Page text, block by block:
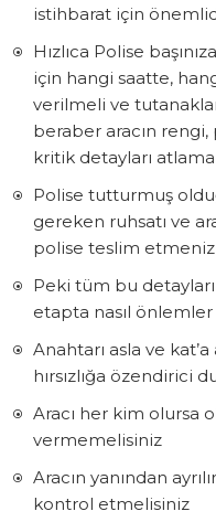
istihbarat için
Hızlıca Polise
için hangi saatte,
verilmeli ve
beraber aracın rengi,
kritik detayları
Polise tutturmuş
gereken ruhsatı ve
polise teslim
Peki tüm bu
etapta nasıl önlemler
Anahtarı asla ve
hırsızlığa özendirici
Aracı her kim olursa
vermemelisiniz
Aracın yanından
kontrol etmelisiniz